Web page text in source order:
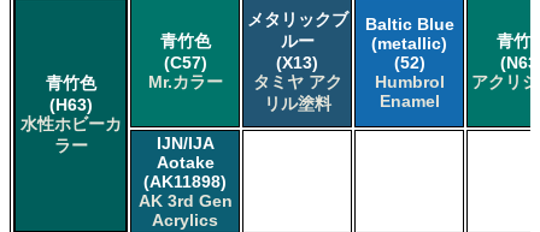
青竹色
(H63)
水性ホビーカ
ラー
青竹色
(C57)
Mr.カラー
メタリックブ
ルー
(X13)
タミヤ アク
リル塗料
Baltic Blue
(metallic)
(52)
Humbrol
Enamel
青竹
アクリ
IJN/IJA
Aotake
(AK11898)
AK 3rd Gen
Acrylics